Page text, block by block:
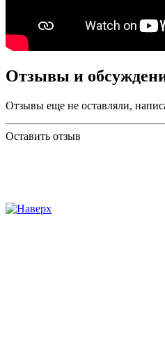
Отзывы и
Отзывы еще не оставляли,
Оставить отзыв